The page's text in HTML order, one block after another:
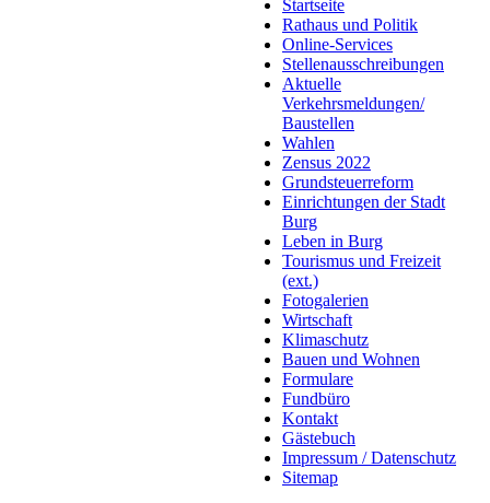
Startseite
Rathaus und Politik
Online-Services
Stellenausschreibungen
Aktuelle
Verkehrsmeldungen/
Baustellen
Wahlen
Zensus 2022
Grundsteuerreform
Einrichtungen der Stadt
Burg
Leben in Burg
Tourismus und Freizeit
(ext.)
Fotogalerien
Wirtschaft
Klimaschutz
Bauen und Wohnen
Formulare
Fundbüro
Kontakt
Gästebuch
Impressum / Datenschutz
Sitemap